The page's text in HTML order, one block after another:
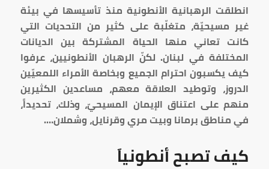
انطلقت الرهبانية الأنطونية منذ تأسيسها في بيئة
غير مسيحيّة، متغلّبة على كثير من التحديات التي
كانت تعاني منها الحياة المشتركة بين الديانات
المختلفة في لبنان. لكنّ الرهبان الأنطونيين، عرفوا
كيف يكسبون احترام الجميع وبخاصة الأمراء اللمعيّين
الدروز، وتوطيد العلاقة معهم، مساعدين الكثيرين
منهم على اعتناق الإيمان المسيحيّ، وذلك، تحديداً،
في مناطق برمانا وبيت مري وقرنايل، وشملان….
كيف تصبح أنطونياَ